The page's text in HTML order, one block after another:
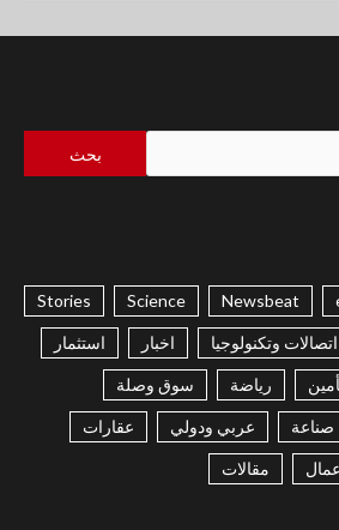
Newsbeat
Science
Stories
اتصالات وتكنولوجيا اخبار استثمار
رياضة سوق وصلة
صناعة عربي ودولي عقارات
مقالات